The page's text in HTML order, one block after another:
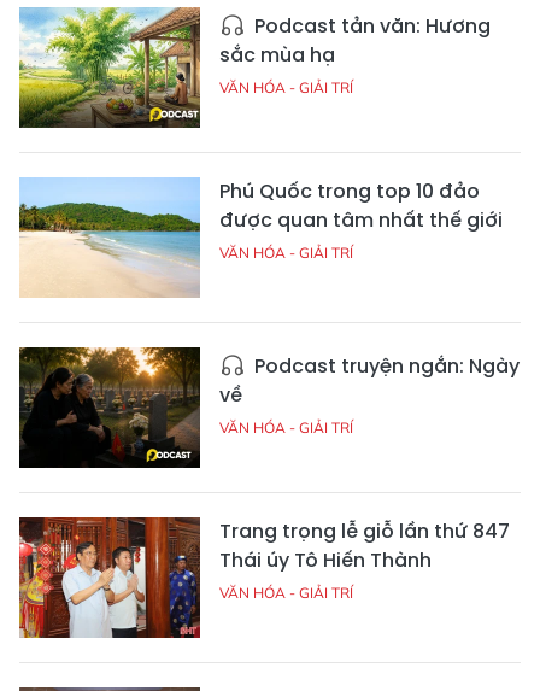
Podcast tản văn: Hương
sắc mùa hạ
VĂN HÓA - GIẢI TRÍ
Phú Quốc trong top 10 đảo
được quan tâm nhất thế giới
VĂN HÓA - GIẢI TRÍ
Podcast truyện ngắn: Ngày
về
VĂN HÓA - GIẢI TRÍ
Trang trọng lễ giỗ lần thứ 847
Thái úy Tô Hiến Thành
VĂN HÓA - GIẢI TRÍ